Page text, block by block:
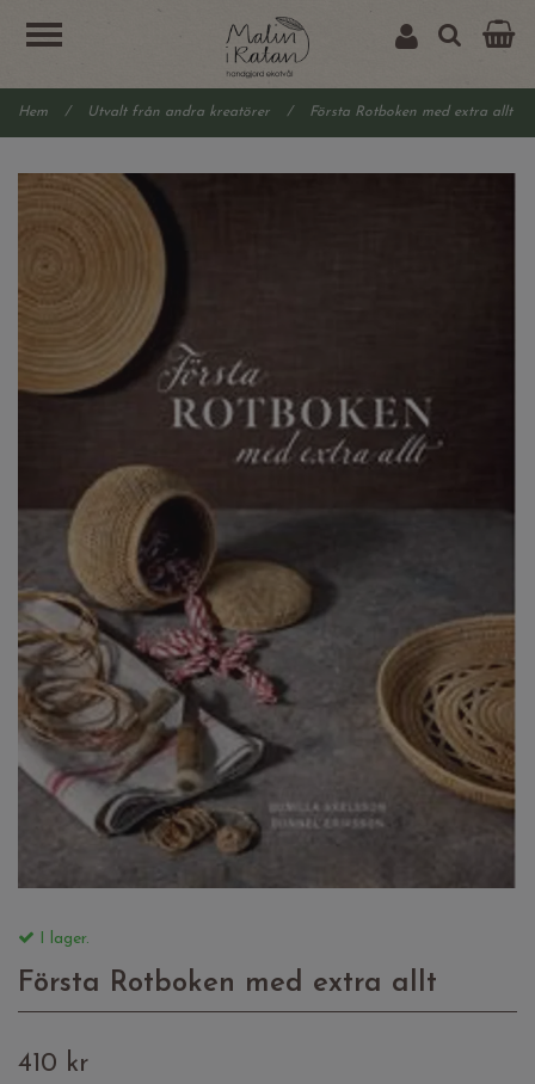
Hem / Utvalt från andra kreatörer / Första Rotboken med extra allt
I lager.
Första Rotboken med extra allt
410 kr